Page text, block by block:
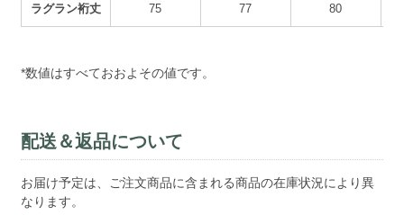
ラグラン裄丈 75 77 80
*数値はすべておおよその値です。
配送＆返品について
お届け予定は、ご注文商品に含まれる商品の在庫状況により異
なります。